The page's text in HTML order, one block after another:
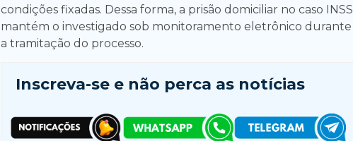
condições fixadas. Dessa forma, a prisão domiciliar no caso INSS
mantém o investigado sob monitoramento eletrônico durante
a tramitação do processo.
Inscreva-se e não perca as notícias